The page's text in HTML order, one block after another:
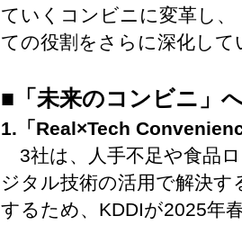
ていくコンビニに変革し
ての役割をさらに深化し
■「未来のコンビニ」
1.「Real×Tech
3社は、人手不足や食品
ジタル技術の活用で解決
するため、KDDIが2025年